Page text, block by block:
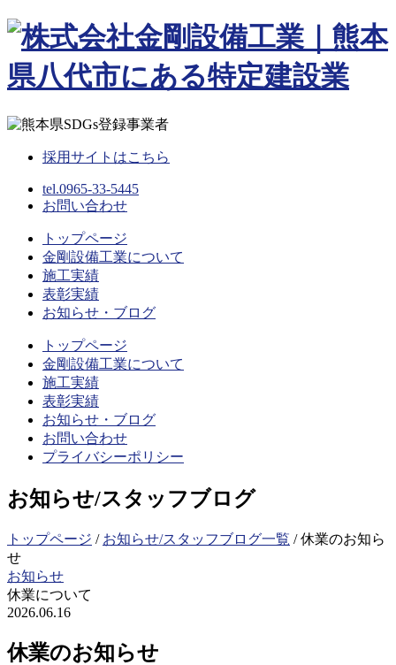
Skip
採用サイトはこちら
tel.0965-33-5445
お問い合わせ
トップページ
金剛設備工業について
施工実績
表彰実績
お知らせ・ブログ
トップページ
金剛設備工業について
施工実績
表彰実績
お知らせ・ブログ
お問い合わせ
プライバシーポリシー
お知らせ/スタッフブログ
トップページ / お知らせ/スタッフブログ一覧 /休業のお知ら
せ
お知らせ
休業について
2026.06.16
休業のお知らせ